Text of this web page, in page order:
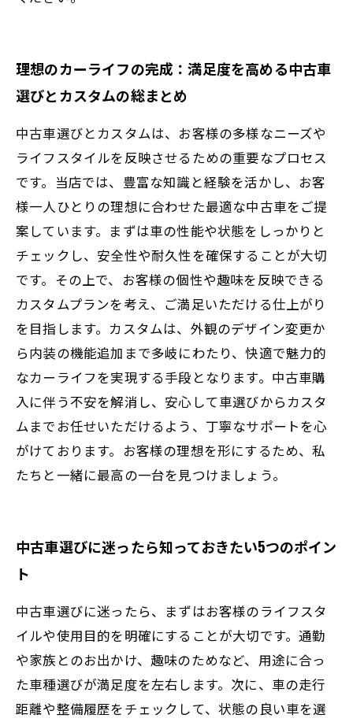
理想のカーライフの完成：満足度を高める中古車
選びとカスタムの総まとめ
中古車選びとカスタムは、お客様の多様なニーズや
ライフスタイルを反映させるための重要なプロセス
です。当店では、豊富な知識と経験を活かし、お客
様一人ひとりの理想に合わせた最適な中古車をご提
案しています。まずは車の性能や状態をしっかりと
チェックし、安全性や耐久性を確保することが大切
です。その上で、お客様の個性や趣味を反映できる
カスタムプランを考え、ご満足いただける仕上がり
を目指します。カスタムは、外観のデザイン変更か
ら内装の機能追加まで多岐にわたり、快適で魅力的
なカーライフを実現する手段となります。中古車購
入に伴う不安を解消し、安心して車選びからカスタ
ムまでお任せいただけるよう、丁寧なサポートを心
がけております。お客様の理想を形にするため、私
たちと一緒に最高の一台を見つけましょう。
中古車選びに迷ったら知っておきたい5つのポイン
ト
中古車選びに迷ったら、まずはお客様のライフスタ
イルや使用目的を明確にすることが大切です。通勤
や家族とのお出かけ、趣味のためなど、用途に合っ
た車種選びが満足度を左右します。次に、車の走行
距離や整備履歴をチェックして、状態の良い車を選